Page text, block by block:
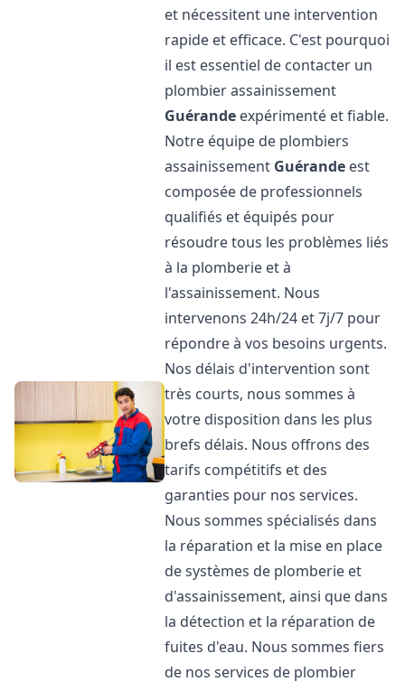
et nécessitent une intervention
rapide et efficace. C'est pourquoi
il est essentiel de contacter un
plombier assainissement
Guérande expérimenté et fiable.
Notre équipe de plombiers
assainissement Guérande est
composée de professionnels
qualifiés et équipés pour
résoudre tous les problèmes liés
à la plomberie et à
l'assainissement. Nous
intervenons 24h/24 et 7j/7 pour
répondre à vos besoins urgents.
Nos délais d'intervention sont
très courts, nous sommes à
votre disposition dans les plus
brefs délais. Nous offrons des
tarifs compétitifs et des
garanties pour nos services.
Nous sommes spécialisés dans
la réparation et la mise en place
de systèmes de plomberie et
d'assainissement, ainsi que dans
la détection et la réparation de
fuites d'eau. Nous sommes fiers
de nos services de plombier